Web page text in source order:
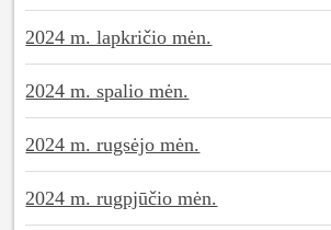
2024 m. lapkričio mėn.
2024 m. spalio mėn.
2024 m. rugsėjo mėn.
2024 m. rugpjūčio mėn.